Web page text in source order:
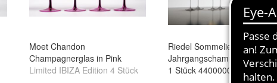
Moet Chandon
Champagnerglas in Pink
Limited IBIZA Edition 4 Stück
Riedel Sommeliers
Jahrgangschampagner GLAS
1 Stück 440000028